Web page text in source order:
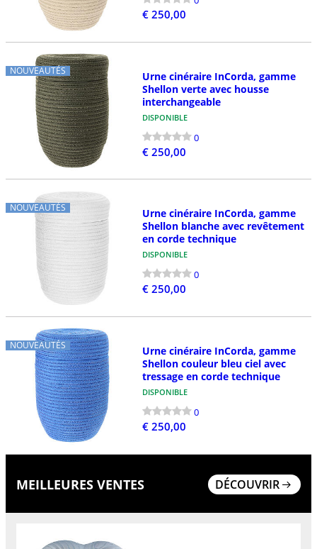
€ 250,00
NOUVEAUTÉS
Urne cinéraire InCorda, gamme
Shellon verte avec housse
interchangeable
DISPONIBLE
0
€ 250,00
NOUVEAUTÉS
Urne cinéraire InCorda, gamme
Shellon blanche avec revêtement
en corde technique
DISPONIBLE
0
€ 250,00
NOUVEAUTÉS
Urne cinéraire InCorda, gamme
Shellon couleur bleu ciel avec
tressage en corde technique
DISPONIBLE
0
€ 250,00
MEILLEURES VENTES DÉCOUVRIR